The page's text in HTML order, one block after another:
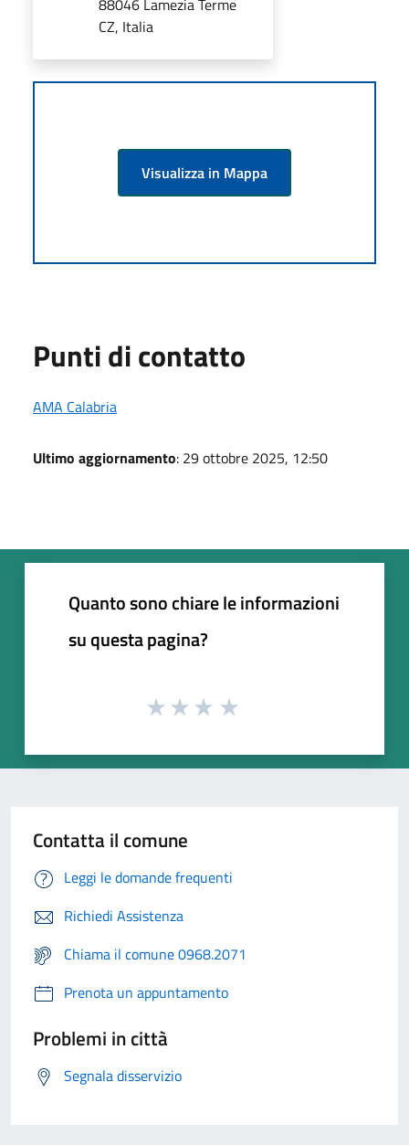
CZ, Italia
Visualizza in Mappa
Punti di contatto
AMA Calabria
Ultimo aggiornamento: 29 ottobre 2025, 12:50
Quanto sono chiare le informazioni
su questa pagina?
Contatta il comune
Leggi le domande frequenti
Richiedi Assistenza
Chiama il comune 0968.2071
Prenota un appuntamento
Problemi in città
Segnala disservizio